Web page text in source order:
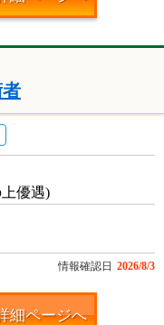
優遇)
情報確認日 2026/8/3
細ページへ